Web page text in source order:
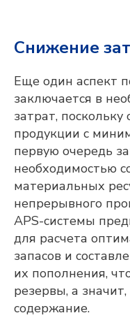
Снижение
Еще один аспект
заключается в
затрат,
продукции с
первую очередь
необходимостью
материальных
непрерывного
APS-системы
для расчета
запасов и
их пополнения,
резервы, а
содержание.
Adeptik APS
Современное
(Advanced Planning &